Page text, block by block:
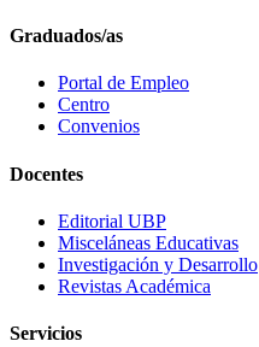
Graduados/as
Portal de Empleo
Centro
Convenios
Docentes
Editorial UBP
Misceláneas Educativas
Investigación y Desarrollo
Revistas Académica
Servicios